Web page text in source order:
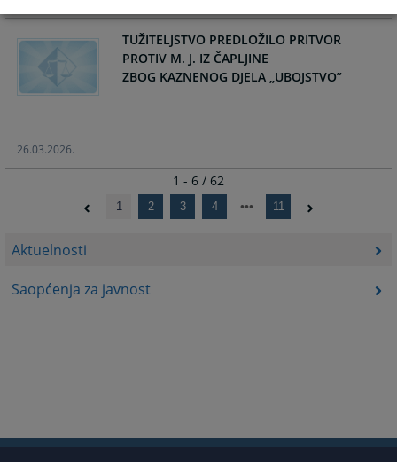
Aktuelnosti
Saopćenja za javnost
TUŽITELJSTVO PREDLOŽILO PRITVOR
PROTIV M. J. IZ ČAPLJINE
ZBOG KAZNENOG DJELA „UBOJSTVO”
26.03.2026.
1 - 6 / 62
1 2 3 4 11